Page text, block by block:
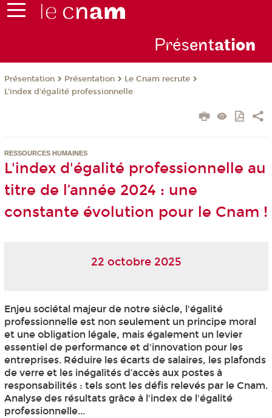
Présentation
Présentation Présentation
Le Cnam recrute
L'index d'égalité professionnelle
RESSOURCES HUMAINES
L'index d'égalité professionnelle au
titre de l’année 2024 : une
constante évolution pour le Cnam !
22 octobre 2025
Enjeu sociétal majeur de notre siècle, l'égalité
professionnelle est non seulement un principe moral
et une obligation légale, mais également un levier
essentiel de performance et d'innovation pour les
entreprises. Réduire les écarts de salaires, les plafonds
de verre et les inégalités d’accès aux postes à
responsabilités : tels sont les défis relevés par le Cnam.
Analyse des résultats grâce à l'index de l'égalité
professionnelle...